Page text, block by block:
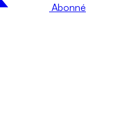
Abonné